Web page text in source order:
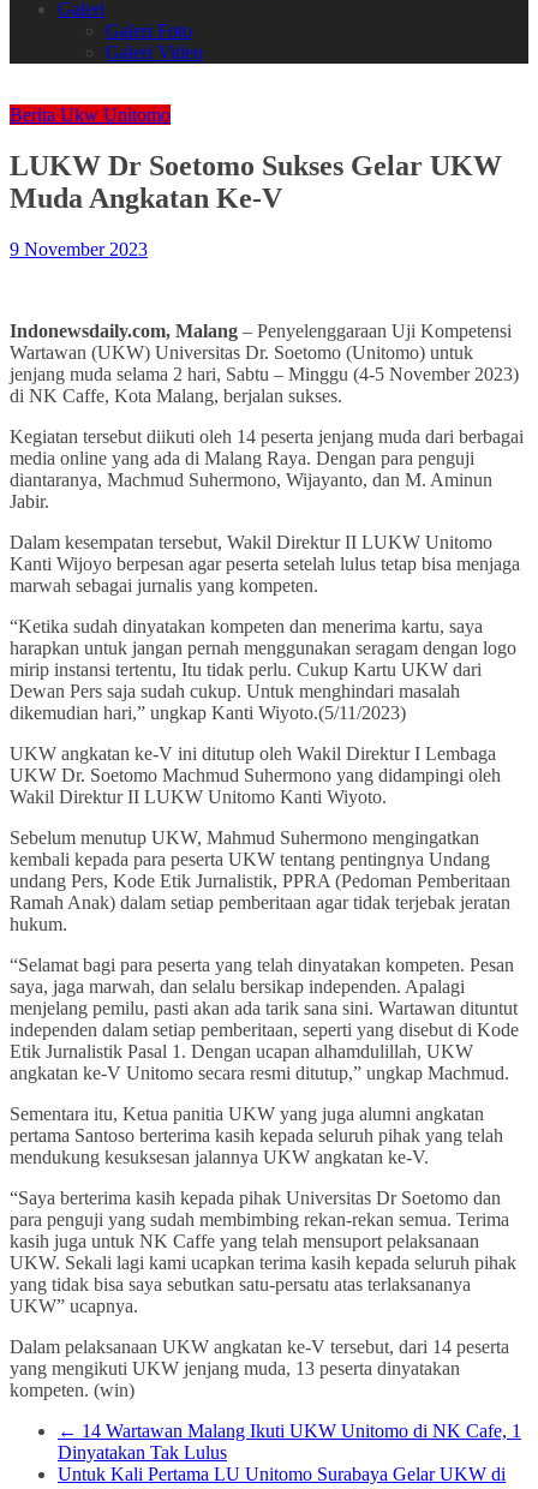
Galeri
Galeri Foto
Galeri Video
Berita Ukw Unitomo
LUKW Dr Soetomo Sukses Gelar UKW
Muda Angkatan Ke-V
9 November 2023
Indonewsdaily.com, Malang – Penyelenggaraan Uji Kompetensi
Wartawan (UKW) Universitas Dr. Soetomo (Unitomo) untuk
jenjang muda selama 2 hari, Sabtu – Minggu (4-5 November 2023)
di NK Caffe, Kota Malang, berjalan sukses.
Kegiatan tersebut diikuti oleh 14 peserta jenjang muda dari berbagai
media online yang ada di Malang Raya. Dengan para penguji
diantaranya, Machmud Suhermono, Wijayanto, dan M. Aminun
Jabir.
Dalam kesempatan tersebut, Wakil Direktur II LUKW Unitomo
Kanti Wijoyo berpesan agar peserta setelah lulus tetap bisa menjaga
marwah sebagai jurnalis yang kompeten.
“Ketika sudah dinyatakan kompeten dan menerima kartu, saya
harapkan untuk jangan pernah menggunakan seragam dengan logo
mirip instansi tertentu, Itu tidak perlu. Cukup Kartu UKW dari
Dewan Pers saja sudah cukup. Untuk menghindari masalah
dikemudian hari,” ungkap Kanti Wiyoto.(5/11/2023)
UKW angkatan ke-V ini ditutup oleh Wakil Direktur I Lembaga
UKW Dr. Soetomo Machmud Suhermono yang didampingi oleh
Wakil Direktur II LUKW Unitomo Kanti Wiyoto.
Sebelum menutup UKW, Mahmud Suhermono mengingatkan
kembali kepada para peserta UKW tentang pentingnya Undang
undang Pers, Kode Etik Jurnalistik, PPRA (Pedoman Pemberitaan
Ramah Anak) dalam setiap pemberitaan agar tidak terjebak jeratan
hukum.
“Selamat bagi para peserta yang telah dinyatakan kompeten. Pesan
saya, jaga marwah, dan selalu bersikap independen. Apalagi
menjelang pemilu, pasti akan ada tarik sana sini. Wartawan dituntut
independen dalam setiap pemberitaan, seperti yang disebut di Kode
Etik Jurnalistik Pasal 1. Dengan ucapan alhamdulillah, UKW
angkatan ke-V Unitomo secara resmi ditutup,” ungkap Machmud.
Sementara itu, Ketua panitia UKW yang juga alumni angkatan
pertama Santoso berterima kasih kepada seluruh pihak yang telah
mendukung kesuksesan jalannya UKW angkatan ke-V.
“Saya berterima kasih kepada pihak Universitas Dr Soetomo dan
para penguji yang sudah membimbing rekan-rekan semua. Terima
kasih juga untuk NK Caffe yang telah mensuport pelaksanaan
UKW. Sekali lagi kami ucapkan terima kasih kepada seluruh pihak
yang tidak bisa saya sebutkan satu-persatu atas terlaksananya
UKW” ucapnya.
Dalam pelaksanaan UKW angkatan ke-V tersebut, dari 14 peserta
yang mengikuti UKW jenjang muda, 13 peserta dinyatakan
kompeten. (win)
← 14 Wartawan Malang Ikuti UKW Unitomo di NK Cafe, 1
Dinyatakan Tak Lulus
Untuk Kali Pertama LU Unitomo Surabaya Gelar UKW di